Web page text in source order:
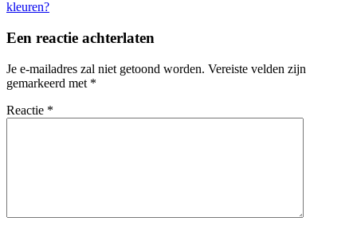
kleuren?
Een reactie achterlaten
Je e-mailadres zal niet getoond worden. Vereiste velden zijn
gemarkeerd met *
Reactie *